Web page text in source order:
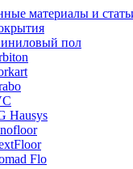
материалы и
пол
Hausys
Flo